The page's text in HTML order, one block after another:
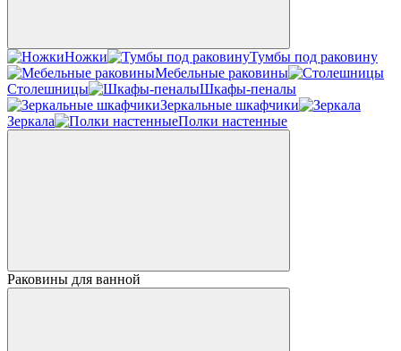
Ножки
Тумбы под раковину
Мебельные раковины
Столешницы
Шкафы-пеналы
Зеркальные шкафчики
Зеркала
Полки настенные
Раковины для ванной